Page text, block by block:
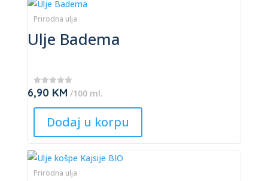
on
the
product
page
Prirodna ulja
Ulje Badema
★
★
6,90 KM /100 ml.
This
product
has
multiple
The
options
may
on
the
Dodaj u korpu
Prirodna ulja
This
product